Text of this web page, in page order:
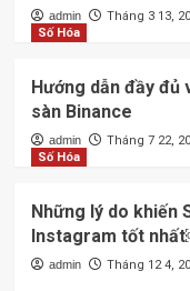
admin Tháng 3 13,
Số Hóa
Hướng dẫn đầy đủ
sàn Binance
admin Tháng 7 22,
Số Hóa
Những lý do khiến
Instagram tốt
admin Tháng 12 4,